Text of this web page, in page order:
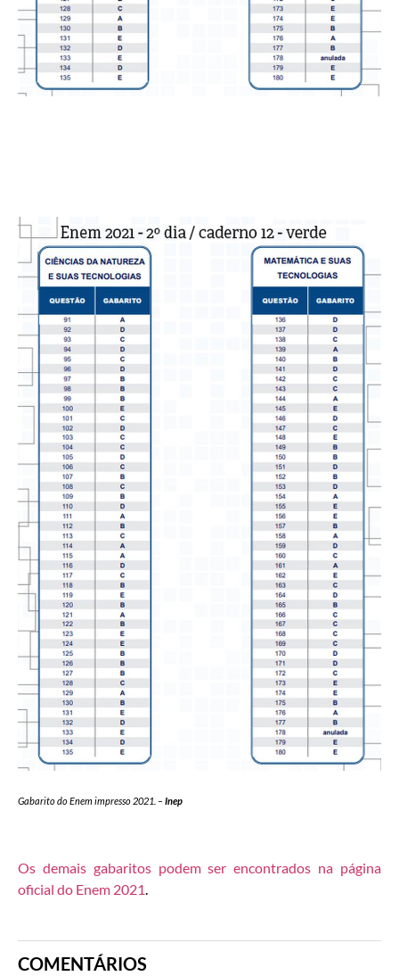
Gabarito do Enem impresso 2021. – Inep
Os demais gabaritos podem ser encontrados na página
oficial do Enem 2021.
COMENTÁRIOS